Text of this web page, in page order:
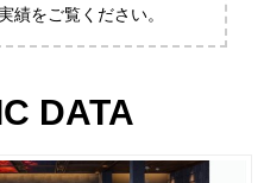
績をご覧ください。
DATA